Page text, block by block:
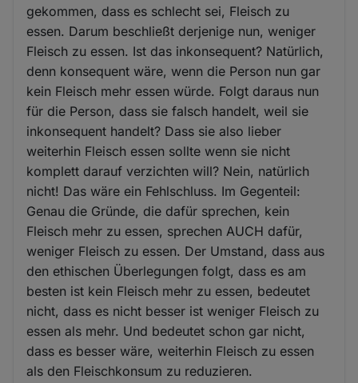
gekommen, dass es schlecht sei, Fleisch zu
essen. Darum beschließt derjenige nun, weniger
Fleisch zu essen. Ist das inkonsequent? Natürlich,
denn konsequent wäre, wenn die Person nun gar
kein Fleisch mehr essen würde. Folgt daraus nun
für die Person, dass sie falsch handelt, weil sie
inkonsequent handelt? Dass sie also lieber
weiterhin Fleisch essen sollte wenn sie nicht
komplett darauf verzichten will? Nein, natürlich
nicht! Das wäre ein Fehlschluss. Im Gegenteil:
Genau die Gründe, die dafür sprechen, kein
Fleisch mehr zu essen, sprechen AUCH dafür,
weniger Fleisch zu essen. Der Umstand, dass aus
den ethischen Überlegungen folgt, dass es am
besten ist kein Fleisch mehr zu essen, bedeutet
nicht, dass es nicht besser ist weniger Fleisch zu
essen als mehr. Und bedeutet schon gar nicht,
dass es besser wäre, weiterhin Fleisch zu essen
als den Fleischkonsum zu reduzieren.